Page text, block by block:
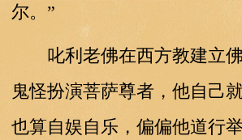
尔。”
叱利老佛在西方教建立佛
鬼怪扮演菩萨尊者，他自己
也算自娱自乐，偏偏他道行